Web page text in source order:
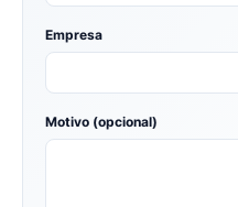
Empresa
Motivo (opcional)